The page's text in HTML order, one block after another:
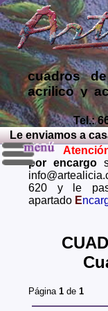
cuadros
acrilico y
ramas de
macetas
online,
cuadros
esta
sobre
personas,
paisajes
marinas,
Tel.:
enviamos a casa
por encargo
620 y le
apartado E
Página 1 de 1